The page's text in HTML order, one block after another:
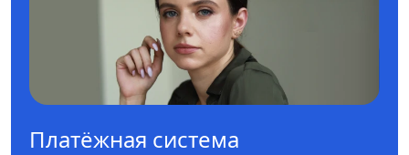
Платёжная система